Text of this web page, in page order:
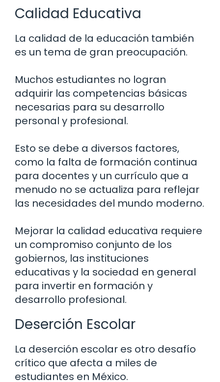
Calidad Educativa
La calidad de la educación también
es un tema de gran preocupación.
Muchos estudiantes no logran
adquirir las competencias básicas
necesarias para su desarrollo
personal y profesional.
Esto se debe a diversos factores,
como la falta de formación continua
para docentes y un currículo que a
menudo no se actualiza para reflejar
las necesidades del mundo moderno.
Mejorar la calidad educativa requiere
un compromiso conjunto de los
gobiernos, las instituciones
educativas y la sociedad en general
para invertir en formación y
desarrollo profesional.
Deserción Escolar
La deserción escolar es otro desafío
crítico que afecta a miles de
estudiantes en México.